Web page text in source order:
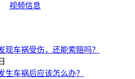
视频信息
车祸受伤，还能索赔吗？
车祸后应该怎么办？